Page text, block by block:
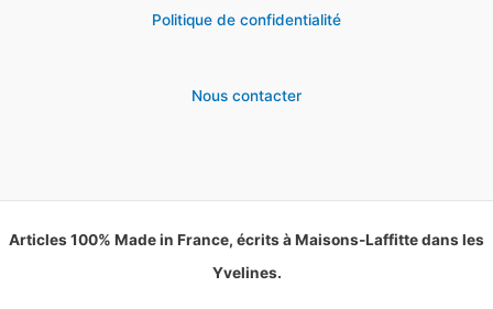
Politique de confidentialité
Nous contacter
Articles 100% Made in France, écrits à Maisons-Laffitte dans les
Yvelines.